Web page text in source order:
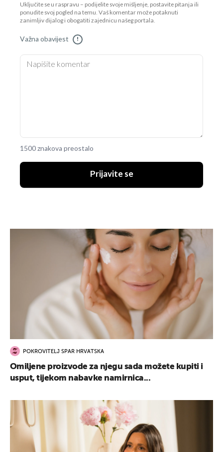
Uključite se u raspravu – podijelite svoje mišljenje, postavite pitanja ili
ponudite svoj pogled na temu. Vaš komentar može potaknuti
zanimljiv dijalog i obogatiti zajednicu našeg portala.
Važna obavijest !
1500 znakova preostalo
Prijavite se
POKROVITELJ SPAR HRVATSKA
Omiljene proizvode za njegu sada možete kupiti i
usput, tijekom nabavke namirnica...